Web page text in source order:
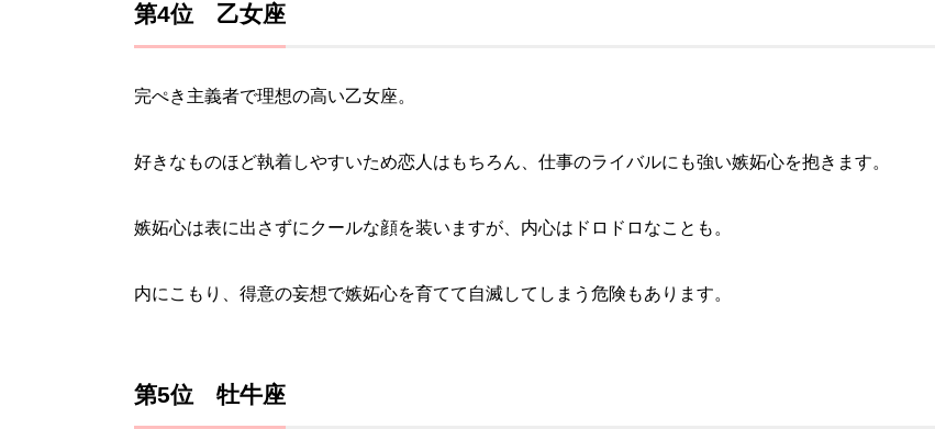
第4位 乙女座
完ぺき主義者で理想の高い乙女座。
好きなものほど執着しやすいため恋人はもちろん、仕事のライバルにも強い嫉妬心を抱きます。
嫉妬心は表に出さずにクールな顔を装いますが、内心はドロドロなことも。
内にこもり、得意の妄想で嫉妬心を育てて自滅してしまう危険もあります。
第5位 牡牛座